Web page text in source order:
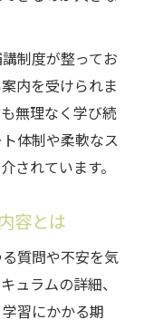
制度が整ってお
内を受けられま
無理なく学び続
体制や柔軟なス
されています。
容とは
質問や不安を気
ュラムの詳細、
習にかかる期